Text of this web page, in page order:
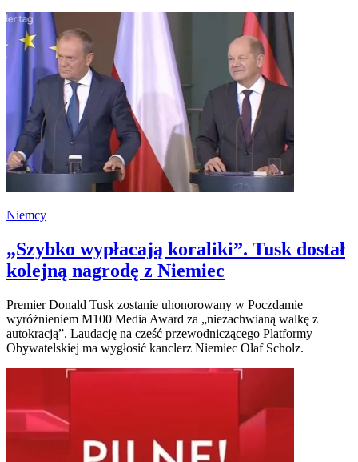
Niemcy
„Szybko wypłacają koraliki”. Tusk dostał
kolejną nagrodę z Niemiec
Premier Donald Tusk zostanie uhonorowany w Poczdamie
wyróżnieniem M100 Media Award za „niezachwianą walkę z
autokracją”. Laudację na cześć przewodniczącego Platformy
Obywatelskiej ma wygłosić kanclerz Niemiec Olaf Scholz.